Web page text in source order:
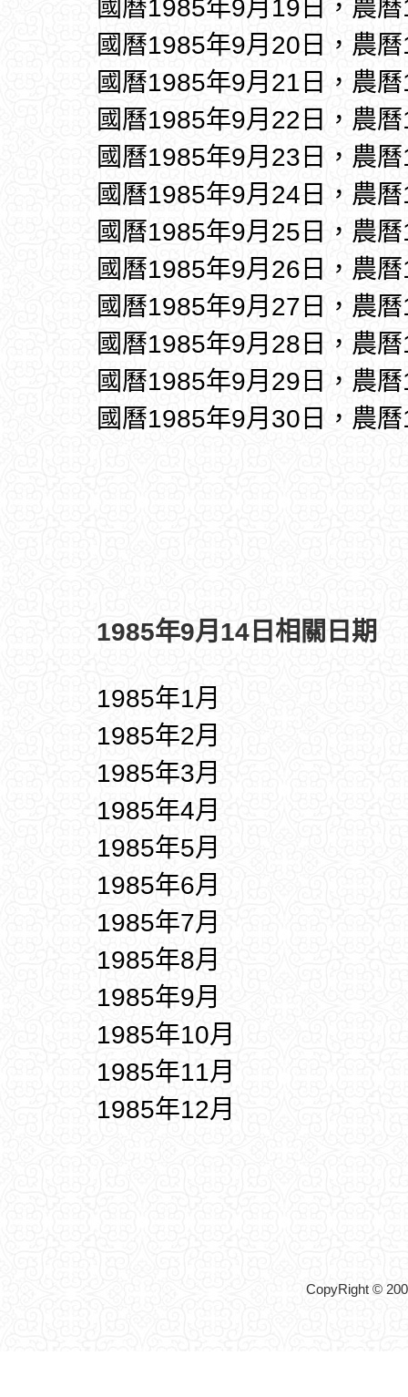
國曆1985年9月19日，農
國曆1985年9月20日，農
國曆1985年9月21日，農
國曆1985年9月22日，農
國曆1985年9月23日，農
國曆1985年9月24日，農
國曆1985年9月25日，農
國曆1985年9月26日，農
國曆1985年9月27日，農
國曆1985年9月28日，農
國曆1985年9月29日，農
國曆1985年9月30日，農
1985年9月14日相關日期
1985年1月
1985年2月
1985年3月
1985年4月
1985年5月
1985年6月
1985年7月
1985年8月
1985年9月
1985年10月
1985年11月
1985年12月
CopyRight ©